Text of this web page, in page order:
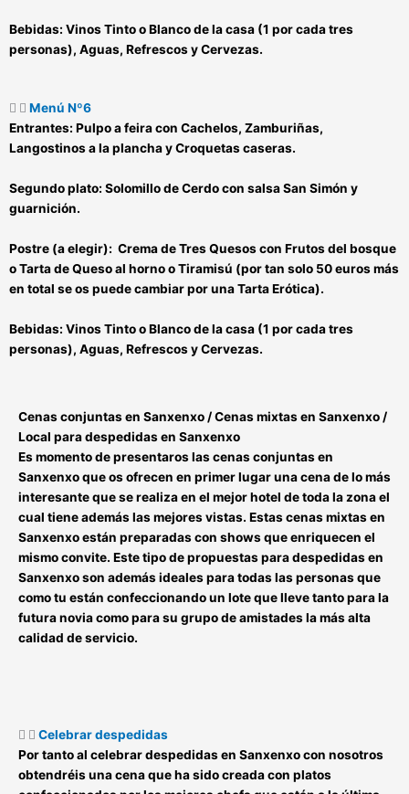
Bebidas: Vinos Tinto o Blanco de la casa (1 por cada tres
personas), Aguas, Refrescos y Cervezas.
Menú Nº6
Entrantes: Pulpo a feira con Cachelos, Zamburiñas,
Langostinos a la plancha y Croquetas caseras.
Segundo plato: Solomillo de Cerdo con salsa San Simón y
guarnición.
Postre (a elegir): Crema de Tres Quesos con Frutos del bosque
o Tarta de Queso al horno o Tiramisú (por tan solo 50 euros más
en total se os puede cambiar por una Tarta Erótica).
Bebidas: Vinos Tinto o Blanco de la casa (1 por cada tres
personas), Aguas, Refrescos y Cervezas.
Cenas conjuntas en Sanxenxo / Cenas mixtas en Sanxenxo /
Local para despedidas en Sanxenxo
Es momento de presentaros lascenas conjuntas en
Sanxenxoque os ofrecen en primer lugar una cena de lo más
interesante que se realiza en el mejor hotel de toda la zona el
cual tiene además las mejores vistas. Estascenas mixtas en
Sanxenxoestán preparadas con shows que enriquecen el
mismo convite. Este tipo depropuestas para despedidas en
Sanxenxoson además ideales para todas las personas que
como tu están confeccionando un lote que lleve tanto para la
futura novia como para su grupo de amistades la más alta
calidad de servicio.
Celebrar despedidas
Por tanto al celebrar despedidas en Sanxenxocon nosotros
obtendréis una cena que ha sido creada con platos